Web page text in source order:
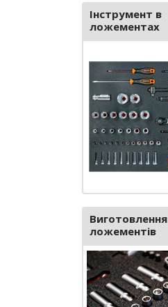
Інструмент в
ложементах
Виготовлення
ложементів